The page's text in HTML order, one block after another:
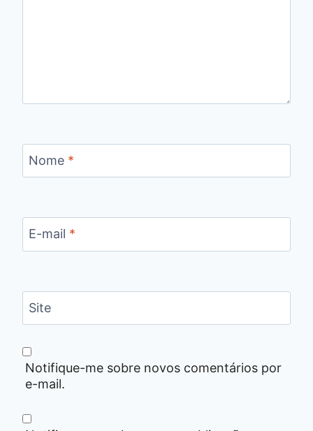
Nome *
E-mail *
Site
Notifique-me sobre novos comentários por
e-mail.